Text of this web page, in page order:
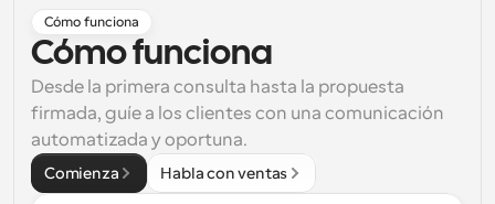
Programación potenciadda con llamadas
impulsadas por IA
Flujos de trabajo
Automatiza la programación y los recordatorios
Blog
Mantente al día con las últimas noticias y
actualizaciones
Reuniones Instantáneas
Cómo funciona
Cómo funciona
Desde la primera consulta hasta la propuesta
firmada, guíe a los clientes con una comunicación
automatizada y oportuna.
Comienza Habla con ventas